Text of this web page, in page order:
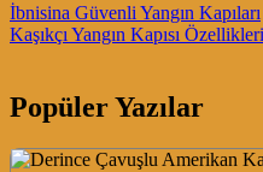
Post navigation
İbnisina Güvenli Yangın Kapıları
Kaşıkçı Yangın Kapısı Özellikleri
Popüler Yazılar